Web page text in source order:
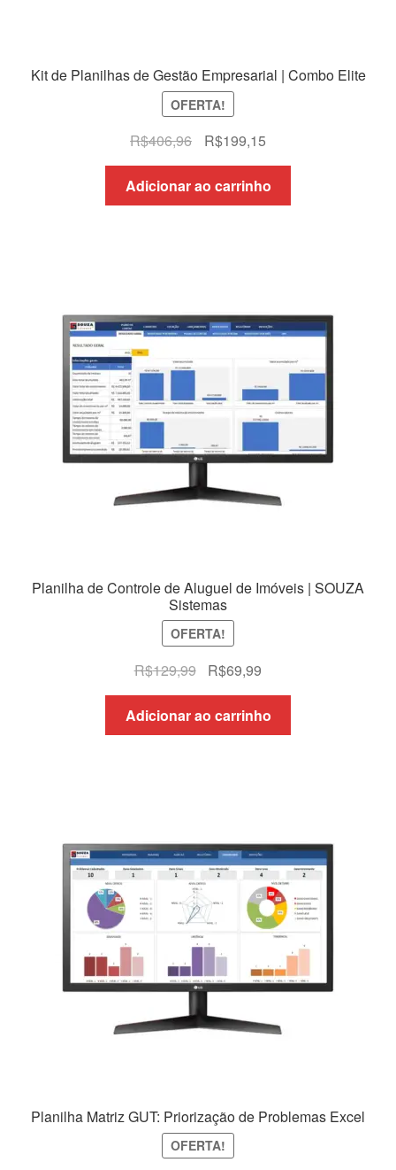
Kit de Planilhas de Gestão Empresarial | Combo Elite
OFERTA!
R$406,96
O
preço
original
era:
R$199,15O
preço
atual
é:
Adicionar ao carrinho
Planilha de Controle de Aluguel de Imóveis | SOUZA
Sistemas
OFERTA!
R$129,99
O
preço
original
era:
R$69,99
preço
atual
é:
Adicionar ao carrinho
Planilha Matriz GUT: Priorização de Problemas Excel
OFERTA!